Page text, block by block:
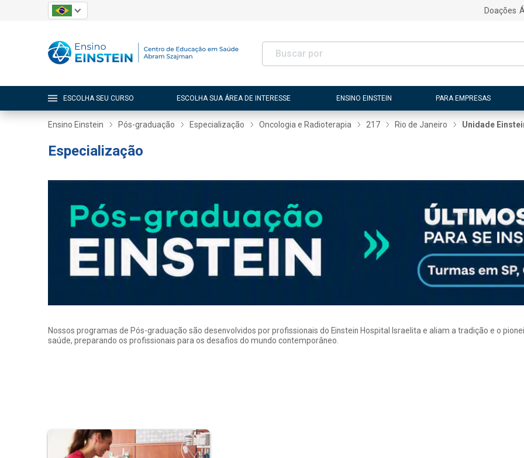
Doações
ESCOLHA SEU CURSO ESCOLHA SUA ÁREA DE INTERESSE ENSINO EINSTEIN PARA EMPRESAS
Ensino Einstein Pós-graduação Especialização Oncologia e Radioterapia 217 Rio de Janeiro Unidade
Especialização
Nossos programas de Pós-graduação são desenvolvidos por profissionais do Einstein Hospital Israelita e aliam a tradição e o
saúde, preparando os profissionais para os desafios do mundo contemporâneo.